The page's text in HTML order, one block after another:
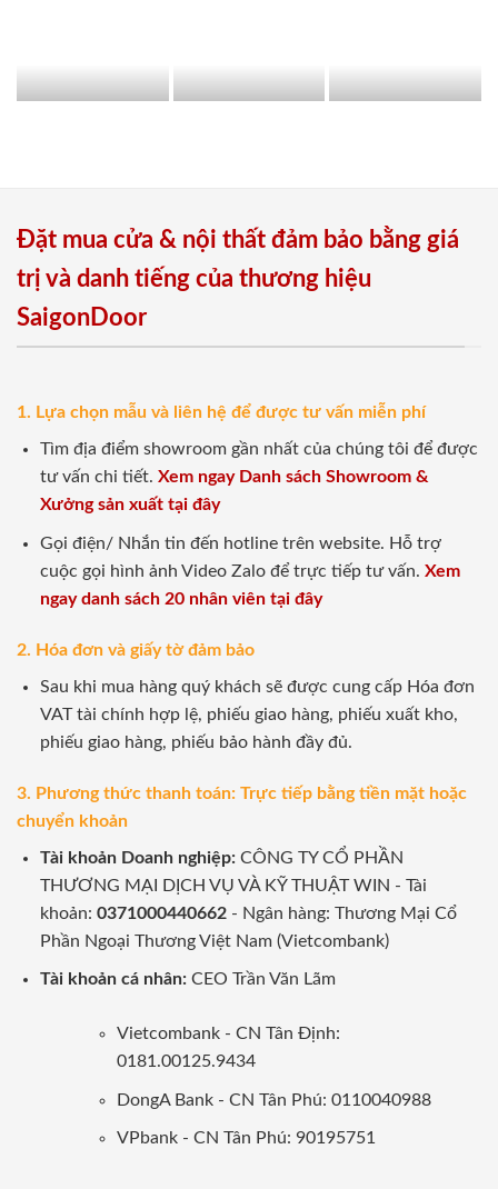
Đặt mua cửa & nội thất đảm bảo bằng giá
trị và danh tiếng của thương hiệu
SaigonDoor
1. Lựa chọn mẫu và liên hệ để được tư vấn miễn phí
Tìm địa điểm showroom gần nhất của chúng tôi để được
tư vấn chi tiết. Xem ngay Danh sách Showroom &
Xưởng sản xuất tại đây
Gọi điện/ Nhắn tin đến hotline trên website. Hỗ trợ
cuộc gọi hình ảnh Video Zalo để trực tiếp tư vấn. Xem
ngay danh sách 20 nhân viên tại đây
2. Hóa đơn và giấy tờ đảm bảo
Sau khi mua hàng quý khách sẽ được cung cấp Hóa đơn
VAT tài chính hợp lệ, phiếu giao hàng, phiếu xuất kho,
phiếu giao hàng, phiếu bảo hành đầy đủ.
3. Phương thức thanh toán: Trực tiếp bằng tiền mặt hoặc
chuyển khoản
Tài khoản Doanh nghiệp:CÔNG TY CỔ PHẦN
THƯƠNG MẠI DỊCH VỤ VÀ KỸ THUẬT WIN - Tài
khoản: 0371000440662- Ngân hàng: Thương Mại Cổ
Phần Ngoại Thương Việt Nam (Vietcombank)
Tài khoản cá nhân: CEO Trần Văn Lãm
Vietcombank - CN Tân Định:
0181.00125.9434
DongA Bank - CN Tân Phú: 0110040988
VPbank - CN Tân Phú: 90195751